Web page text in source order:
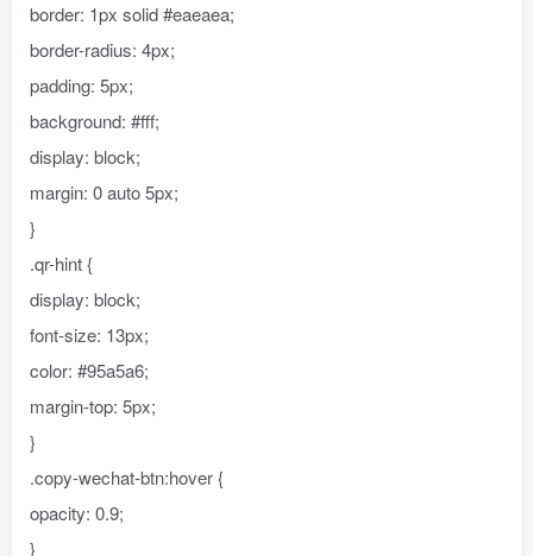
border: 1px solid #eaeaea;
border-radius: 4px;
padding: 5px;
background: #fff;
display: block;
margin: 0 auto 5px;
}
.qr-hint {
display: block;
font-size: 13px;
color: #95a5a6;
margin-top: 5px;
}
.copy-wechat-btn:hover {
opacity: 0.9;
}